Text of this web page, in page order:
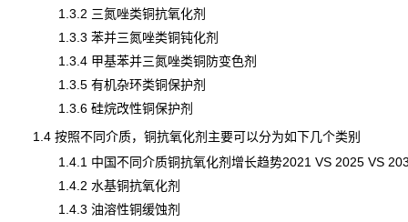
1.3.2 三氮唑类铜抗氧化剂
1.3.3 苯并三氮唑类铜钝化剂
1.3.4 甲基苯并三氮唑类铜防变色剂
1.3.5 有机杂环类铜保护剂
1.3.6 硅烷改性铜保护剂
1.4 按照不同介质，铜抗氧化剂主要可以分为如下几个类别
1.4.1 中国不同介质铜抗氧化剂增长趋势2021 VS 2025 VS
1.4.2 水基铜抗氧化剂
1.4.3 油溶性铜缓蚀剂